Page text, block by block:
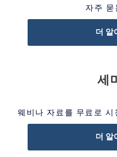
자주
더 알
세
웨비나 자료를 무료로
더 알